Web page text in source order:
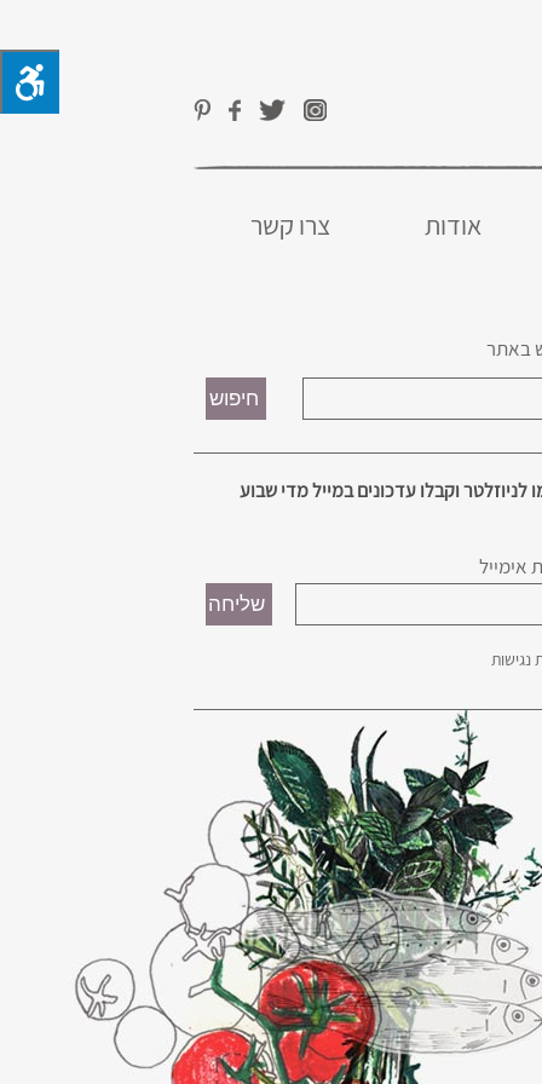
אודות צרו קשר
באתר
לניוזלטר וקבלו עדכונים במייל מדי שבוע
אימייל